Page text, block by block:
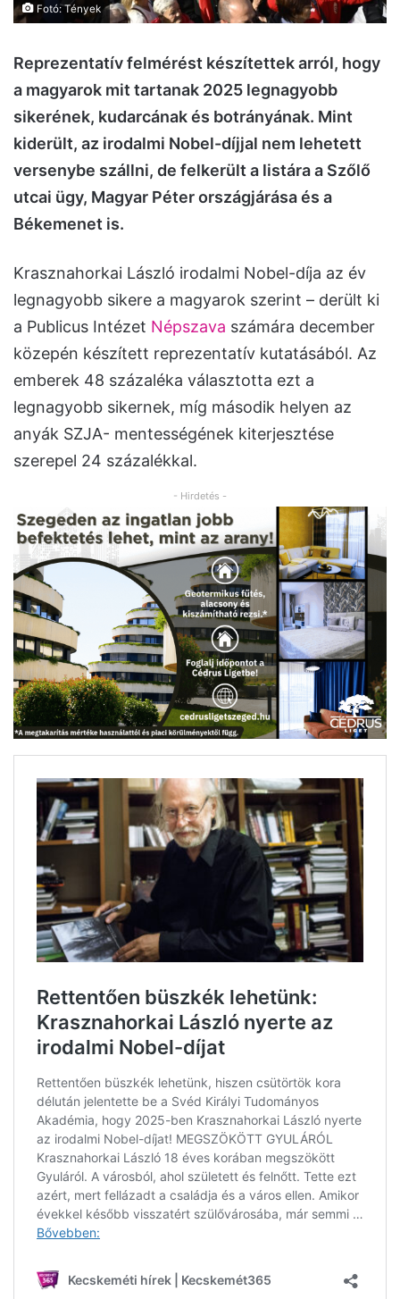
Fotó: Tények
Reprezentatív felmérést készítettek arról, hogy
a magyarok mit tartanak 2025 legnagyobb
sikerének, kudarcának és botrányának. Mint
kiderült, az irodalmi Nobel-díjjal nem lehetett
versenybe szállni, de felkerült a listára a Szőlő
utcai ügy, Magyar Péter országjárása és a
Békemenet is.
Krasznahorkai László irodalmi Nobel-díja az év
legnagyobb sikere a magyarok szerint – derült ki
a Publicus Intézet Népszava számára december
közepén készített reprezentatív kutatásából. Az
emberek 48 százaléka választotta ezt a
legnagyobb sikernek, míg második helyen az
anyák SZJA- mentességének kiterjesztése
szerepel 24 százalékkal.
- Hirdetés -